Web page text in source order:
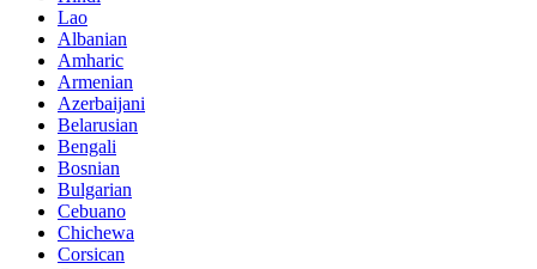
Lao
Albanian
Amharic
Armenian
Azerbaijani
Belarusian
Bengali
Bosnian
Bulgarian
Cebuano
Chichewa
Corsican